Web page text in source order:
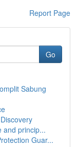
Report Page
Go
Sabung
and princip...
Guar...